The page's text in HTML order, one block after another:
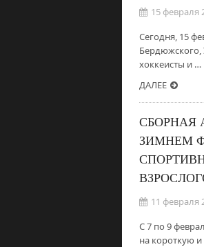
15 февраля
Сегодня, 15
хоккеисты и …
ДАЛЕЕ
СБОРНАЯ
ЗИМНЕМ
11 февраля
С 7 по 9
на короткую